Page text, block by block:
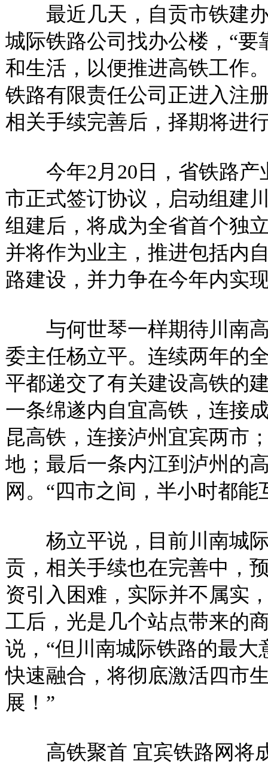
最近几天，自贡市铁建办
城际铁路公司找办公楼，“
和生活，以便推进高铁工作
铁路有限责任公司正进入注
相关手续完善后，择期将进
今年2月20日，省铁路产
市正式签订协议，启动组建
组建后，将成为全省首个独
并将作为业主，推进包括内
路建设，并力争在今年内实
与何世琴一样期待川南高
委主任杨立平。连续两年的
平都递交了有关建设高铁的
一条绵遂内自宜高铁，连接
昆高铁，连接泸州宜宾两市
地；最后一条内江到泸州的
网。“四市之间，半小时都能
杨立平说，目前川南城际
贡，相关手续也在完善中，
资引入困难，实际并不属实
工后，光是几个站点带来的
说，“但川南城际铁路的最
快速融合，将彻底激活四市
展！”
高铁聚首 宜宾铁路网将